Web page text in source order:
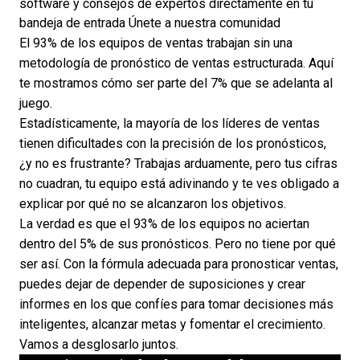
software y consejos de expertos directamente en tu
bandeja de entrada Únete a nuestra comunidad
El 93% de los equipos de ventas trabajan sin una
metodología de pronóstico de ventas estructurada. Aquí
te mostramos cómo ser parte del 7% que se adelanta al
juego.
Estadísticamente, la mayoría de los líderes de ventas
tienen dificultades con la precisión de los pronósticos,
¿y no es frustrante? Trabajas arduamente, pero tus cifras
no cuadran, tu equipo está adivinando y te ves obligado a
explicar por qué no se alcanzaron los objetivos.
La verdad es que el 93% de los equipos no aciertan
dentro del 5% de sus pronósticos. Pero no tiene por qué
ser así. Con la fórmula adecuada para pronosticar ventas,
puedes dejar de depender de suposiciones y crear
informes en los que confíes para tomar decisiones más
inteligentes, alcanzar metas y fomentar el crecimiento.
Vamos a desglosarlo juntos.